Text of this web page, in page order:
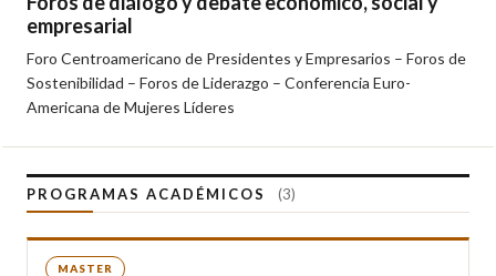
empresarial
Foro Centroamericano de Presidentes y Empresarios – Foros de
Sostenibilidad – Foros de Liderazgo – Conferencia Euro-
Americana de Mujeres Líderes
PROGRAMAS ACADÉMICOS (3)
MASTER